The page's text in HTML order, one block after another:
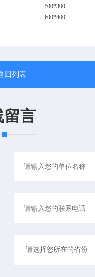
500*300
600*400
回列表
留言